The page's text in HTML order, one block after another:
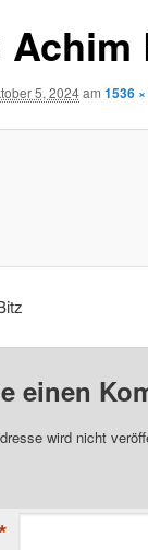
Achim
5, 2024am 1536
einen
wird nicht